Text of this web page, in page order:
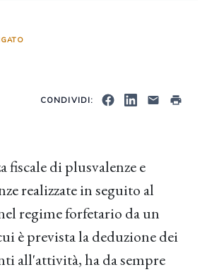
CONDIVIDI:
fiscale di plusvalenze e
realizzate in seguito al
regime forfetario da un
è prevista la deduzione dei
all'attività, ha da sempre